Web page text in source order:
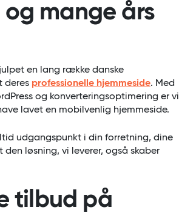
mange års
en lang række danske
deres professionelle hjemmeside. Med
og konverteringsoptimering er vi
lavet en mobilvenlig hjemmeside.
udgangspunkt i din forretning, dine
løsning, vi leverer, også skaber
tilbud på